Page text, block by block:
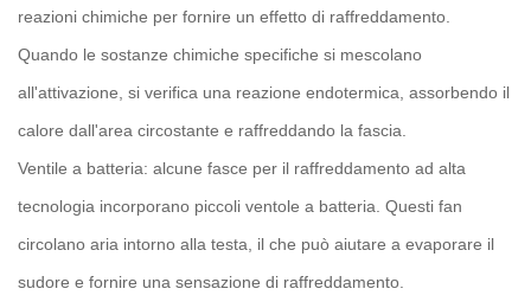
reazioni chimiche per fornire un effetto di raffreddamento.
Quando le sostanze chimiche specifiche si mescolano
all'attivazione, si verifica una reazione endotermica, assorbendo il
calore dall'area circostante e raffreddando la fascia.
Ventile a batteria: alcune fasce per il raffreddamento ad alta
tecnologia incorporano piccoli ventole a batteria. Questi fan
circolano aria intorno alla testa, il che può aiutare a evaporare il
sudore e fornire una sensazione di raffreddamento.